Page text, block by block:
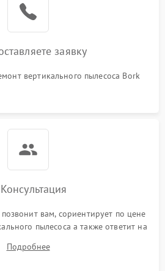
заявку
вертикального пылесоса Bork
вам, сориентирует по цене
пылесоса а также ответит на
Подробнее